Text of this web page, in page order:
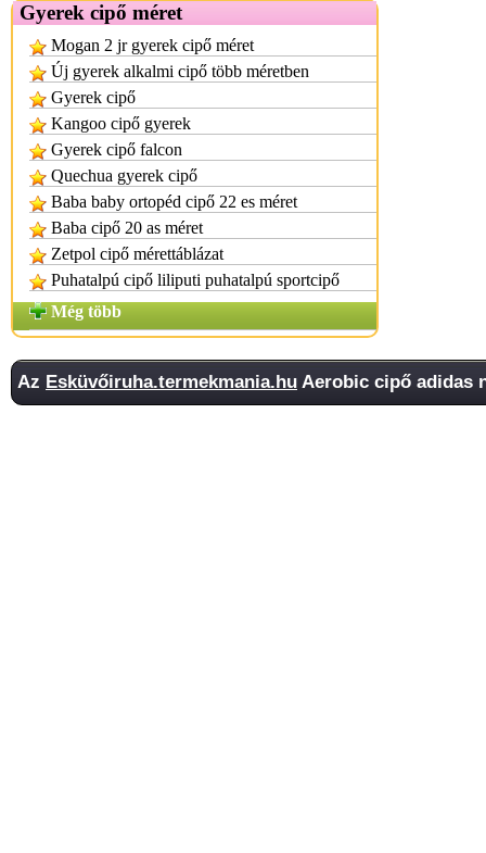
Gyerek cipő méret
Mogan 2 jr gyerek cipő méret
Új gyerek alkalmi cipő több méretben
Gyerek cipő
Kangoo cipő gyerek
Gyerek cipő falcon
Quechua gyerek cipő
Baba baby ortopéd cipő 22 es méret
Baba cipő 20 as méret
Zetpol cipő mérettáblázat
Puhatalpú cipő liliputi puhatalpú sportcipő
Még több
Az Esküvőiruha.termekmania.hu Aerobic cipő adidas